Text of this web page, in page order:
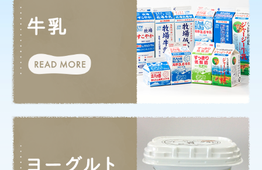
ポイントカード